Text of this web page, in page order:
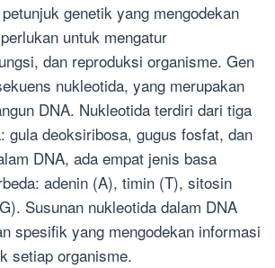
genetik yang mengodekan
untuk mengatur
dan reproduksi organisme. Gen
nukleotida, yang merupakan
DNA. Nukleotida terdiri dari tiga
gula deoksiribosa, gugus fosfat, dan
DNA, ada empat jenis basa
adenin (A), timin (T), sitosin
Susunan nukleotida dalam DNA
spesifik yang mengodekan informasi
setiap organisme.